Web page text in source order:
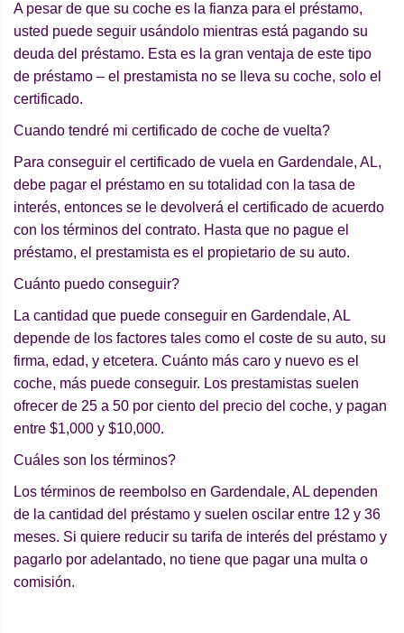
A pesar de que su coche es la fianza para el préstamo,
usted puede seguir usándolo mientras está pagando su
deuda del préstamo. Esta es la gran ventaja de este tipo
de préstamo – el prestamista no se lleva su coche, solo el
certificado.
Cuando tendré mi certificado de coche de vuelta?
Para conseguir el certificado de vuela en Gardendale, AL,
debe pagar el préstamo en su totalidad con la tasa de
interés, entonces se le devolverá el certificado de acuerdo
con los términos del contrato. Hasta que no pague el
préstamo, el prestamista es el propietario de su auto.
Cuánto puedo conseguir?
La cantidad que puede conseguir en Gardendale, AL
depende de los factores tales como el coste de su auto, su
firma, edad, y etcetera. Cuánto más caro y nuevo es el
coche, más puede conseguir. Los prestamistas suelen
ofrecer de 25 a 50 por ciento del precio del coche, y pagan
entre $1,000 y $10,000.
Cuáles son los términos?
Los términos de reembolso en Gardendale, AL dependen
de la cantidad del préstamo y suelen oscilar entre 12 y 36
meses. Si quiere reducir su tarifa de interés del préstamo y
pagarlo por adelantado, no tiene que pagar una multa o
comisión.